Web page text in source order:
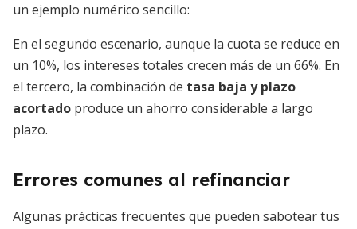
un ejemplo numérico sencillo:
En el segundo escenario, aunque la cuota se reduce en
un 10%, los intereses totales crecen más de un 66%. En
el tercero, la combinación de tasa baja y plazo
acortado produce un ahorro considerable a largo
plazo.
Errores comunes al refinanciar
Algunas prácticas frecuentes que pueden sabotear tus